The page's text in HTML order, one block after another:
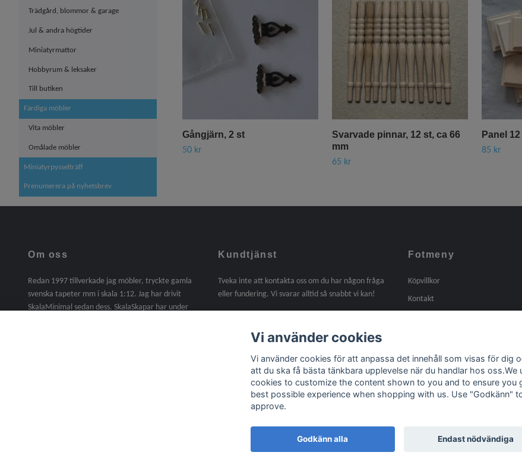
Trädgård, blommor & garage
Jul & andra högtider
Miniatyrmattor
Hobbyrum & leksaker
Till butiken
Färdiga möbler
Vita möbler
Omålade möbler
Miniatyrpysselträff
Prenumerera på nyhetsbrev
Gångjärn, 2 st
50 kr
Svarvade pinnar, 12 st, ca 66
mm
65 kr
Panel
85 kr
Om oss
Redan 1997 tillverkade jag möbler, tryckte gamla
svenska tapeter mm i skala 1:12. Jag har drivit
SkalaMinimal sedan dess. SkalaSkapar har under
Kundtjänst
Tveka inte att kontakta oss om du har någon fråga
eller fundering. Vi svarar alltid så snabbt vi kan!
Fotmeny
Köpvillkor
Kontakt
Vi använder cookies
Vi använder cookies för att anpassa det innehåll som visas för dig
att du ska få bästa tänkbara upplevelse när du handlar hos oss.We
cookies to customize the content shown to you and to ensure you
best possible experience when shopping with us. Use "Godkänn"
approve.
Godkänn alla Endast nödvändiga